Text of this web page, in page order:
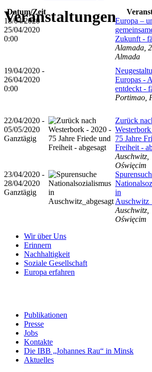
Veranstaltungen
Datum/Zeit
18/04/2020 -
25/04/2020
0:00
Europa –
Zukunft -
Alamada,
Almada
19/04/2020 -
26/04/2020
0:00
Europas -
entdeckt -
Portimao,
22/04/2020 -
05/05/2020
Ganztägig
Zurück
75 Jahre
Freiheit -
Auschwitz,
Oświęcim
23/04/2020 -
28/04/2020
Ganztägig
in
Auschwitz,
Oświęcim
Wir über Uns
Erinnern
Nachhaltigkeit
Soziale Gesellschaft
Europa erfahren
Publikationen
Presse
Jobs
Kontakte
Die IBB „Johannes Rau“ in Minsk
Aktuelles